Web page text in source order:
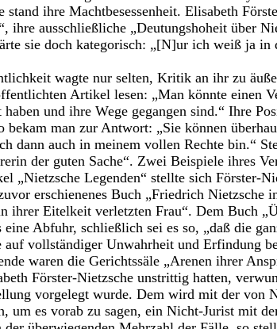
stand ihre Machtbesessenheit. Elisabeth
ihre ausschließliche „Deutungshoheit über
sie doch kategorisch: „[N]ur ich weiß ja in
wagte nur selten, Kritik an ihr zu
Artikel lesen: „Man könnte einen
und ihre Wege gegangen sind.“ Ihre
bekam man zur Antwort: „Sie können
dann auch in meinem vollen Rechte bin.“
der guten Sache“. Zwei Beispiele ihres
„Nietzsche Legenden“ stellte sich Förster-
erschienenes Buch „Friedrich Nietzsche
ihrer Eitelkeit verletzten Frau“. Dem Buch
Abfuhr, schließlich sei es so, „daß die
auf vollständiger Unwahrheit und Erfindung
waren die Gerichtssäle „Arenen ihrer
Förster-Nietzsche unstrittig hatten,
vorgelegt wurde. Dem wird mit der von
um es vorab zu sagen, ein Nicht-Jurist mit